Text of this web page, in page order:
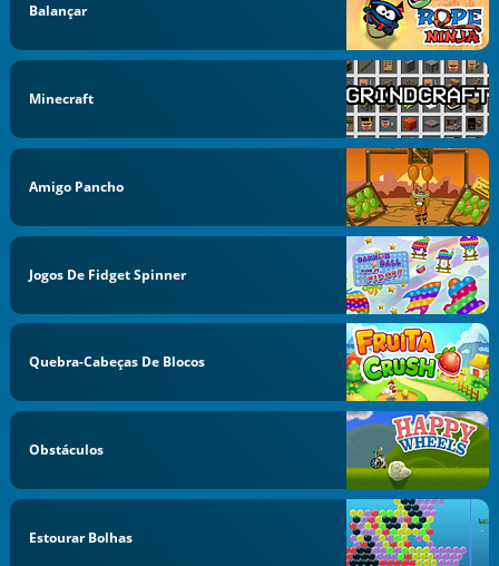
Balançar
Minecraft
Amigo Pancho
Jogos De Fidget Spinner
Quebra-Cabeças De Blocos
Obstáculos
Estourar Bolhas